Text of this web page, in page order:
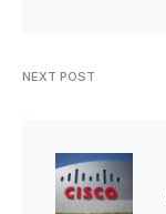
NEXT POST